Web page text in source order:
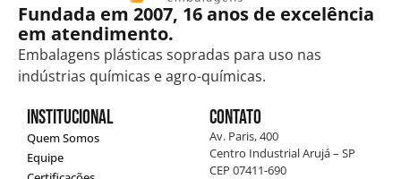
Fundada em 2007, 16 anos de excelência
em atendimento.
Embalagens plásticas sopradas para uso nas
indústrias químicas e agro-químicas.
Institucional
Quem Somos
Equipe
Contato
Av. Paris, 400
Centro Industrial Arujá – SP
CEP 07411-690